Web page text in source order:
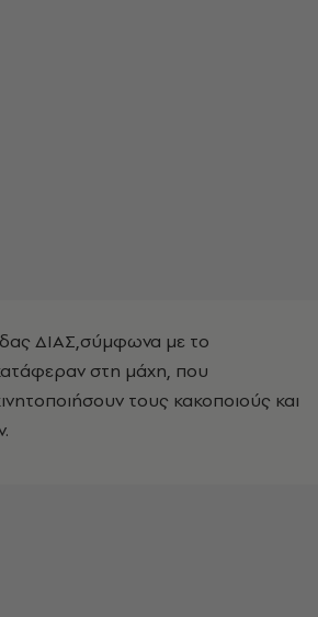
ΔΙΑΣ,σύμφωνα με το
στη μάχη, που
τους κακοποιούς και